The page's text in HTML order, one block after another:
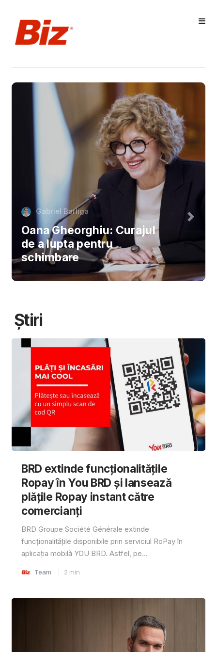
Gabriel Barliga
Oana Gheorghiu: Curajul
de a lupta pentru
schimbare
Știri
BRD extinde funcționalitățile
Ropay în You BRD și lansează
plățile Ropay instant către
comercianți
BRD Groupe Société Générale extinde
funcționalitățile disponibile prin serviciul RoPay în
aplicația mobilă YOU BRD. Astfel, pe...
Team 2 min